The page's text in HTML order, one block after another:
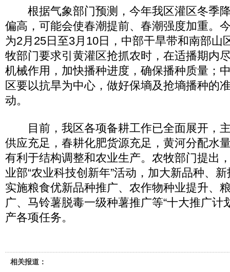
根据气象部门预测，今年我区灌区冬季
偏高，可能会使春潮提前、春潮强度加重。
为2月25日至3月10日，中部干旱带和南部山
牧部门要求引黄灌区抢抓农时，在适播期内
机械作用，加快播种进度，确保播种质量；
区要以抗旱为中心，做好保墒及抢墒播种的
动。
目前，我区各项备耕工作已全面展开，
供应充足，春耕化肥货源充足，黄河分配水
有利于结构调整和农业生产。农牧部门提出
业部“农业科技创新年”活动，加大新品种、
实施粮食优新品种推广、农作物种业提升、
广、马铃薯脱毒一级种薯推广等“十大推广计
产各项任务。
相关报道：